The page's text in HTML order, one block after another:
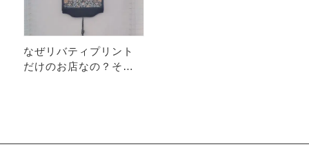
なぜリバティプリント
だけのお店なの？その